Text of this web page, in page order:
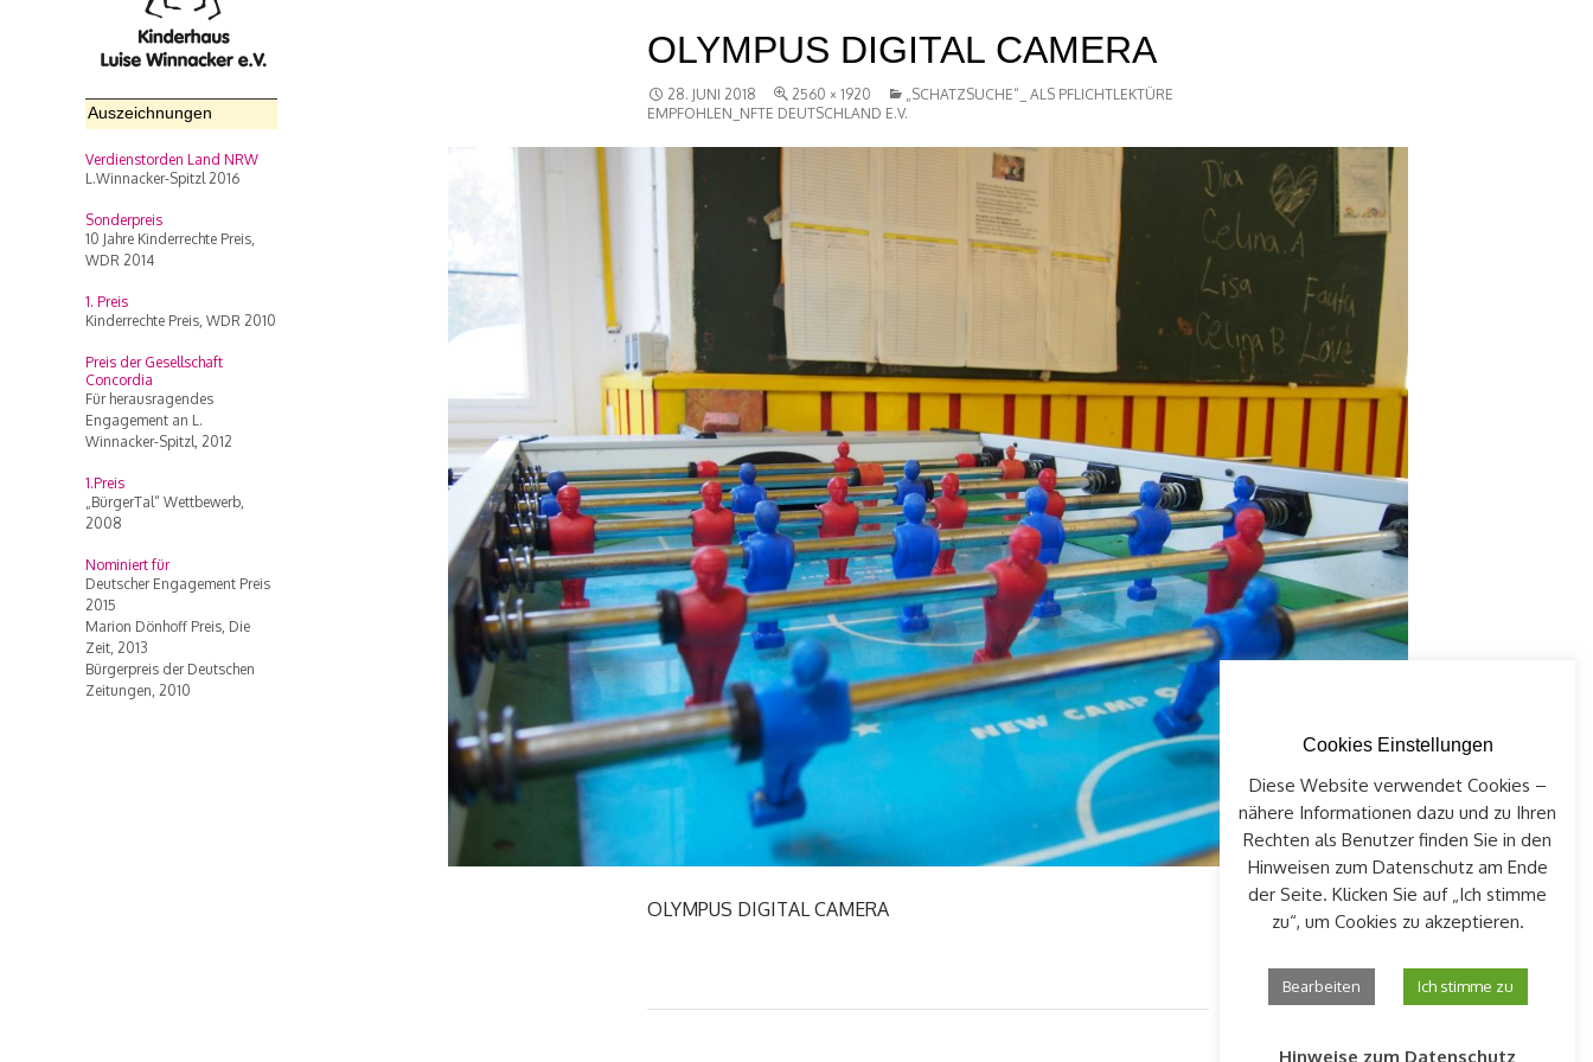
OLYMPUS DIGITAL CAMERA
28. JUNI 2018 2560 × 1920
„SCHATZSUCHE“_ ALS PFLICHTLEKTÜRE
EMPFOHLEN_NFTE DEUTSCHLAND E.V.
OLYMPUS DIGITAL CAMERA
Auszeichnungen
Verdienstorden Land NRW
L.Winnacker-Spitzl 2016
Sonderpreis
10 Jahre Kinderrechte Preis,
WDR 2014
1. Preis
Kinderrechte Preis, WDR 2010
Preis der Gesellschaft
Concordia
Für herausragendes
Engagement an L.
Winnacker-Spitzl, 2012
1.Preis
„BürgerTal“ Wettbewerb,
2008
Nominiert für
Deutscher Engagement Preis
2015
Marion Dönhoff Preis, Die
Zeit, 2013
Bürgerpreis der Deutschen
Zeitungen, 2010
Cookies Einstellungen
Diese Website verwendet Cookies –
nähere Informationen dazu und zu Ihren
Rechten als Benutzer finden Sie in den
Hinweisen zum Datenschutz am Ende
der Seite. Klicken Sie auf „Ich stimme
zu“, um Cookies zu akzeptieren.
Bearbeiten Ich stimme zu
Hinweise zum Datenschutz